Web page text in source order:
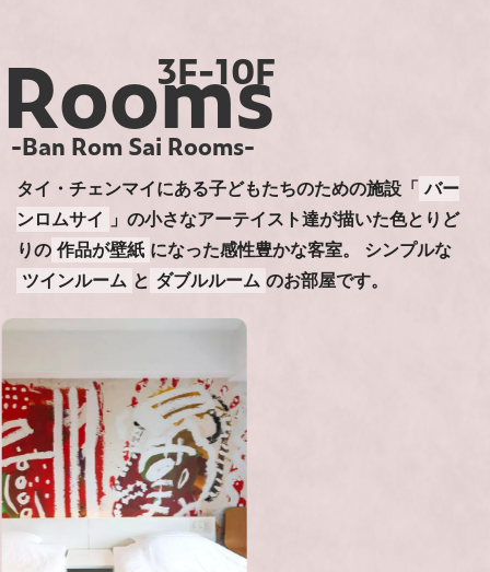
Rooms
-Ban Rom Sai Rooms-
3F-10F
タイ・チェンマイにある子どもたちのための施設「 バー
ンロムサイ
」の小さなアーテイスト達が描いた色とりど
りの 作品が壁紙 になった感性豊かな客室。
シンプルな
ツインルーム と ダブルルーム のお部屋です。